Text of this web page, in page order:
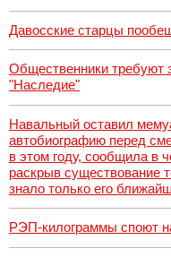
Давосские старцы
Общественники требуют
"Наследие"
Навальный оставил
автобиографию перед
в этом году, сообщила в
раскрыв существование
знало только его
РЭП-килограммы споют